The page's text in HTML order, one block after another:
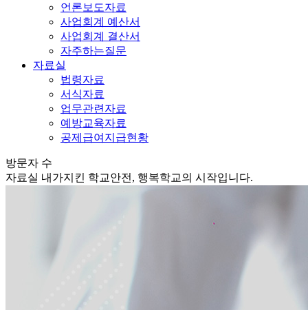
언론보도자료
사업회계 예산서
사업회계 결산서
자주하는질문
자료실
법령자료
서식자료
업무관련자료
예방교육자료
공제급여지급현황
방문자 수
자료실 내가지킨 학교안전, 행복학교의 시작입니다.